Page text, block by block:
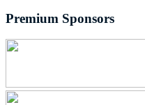
Premium Sponsors